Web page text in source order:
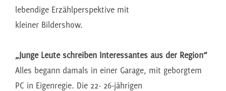
lebendige Erzählperspektive mit
kleiner Bildershow.
„Junge Leute schreiben Interessantes aus der Region“
Alles begann damals in einer Garage, mit geborgtem
PC in Eigenregie. Die 22- 26-jährigen